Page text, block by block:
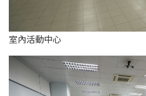
室內活動中心